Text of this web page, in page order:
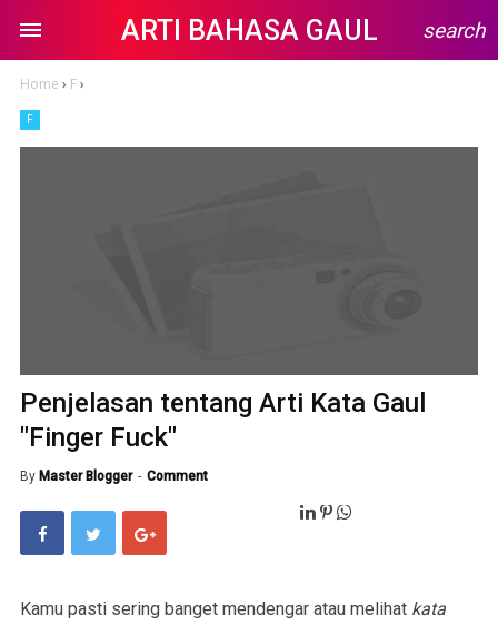
ARTI BAHASA GAUL search
Home › F›
F
Penjelasan tentang Arti Kata Gaul
"Finger Fuck"
By Master Blogger Comment
Kamu pasti sering banget mendengar atau melihat kata